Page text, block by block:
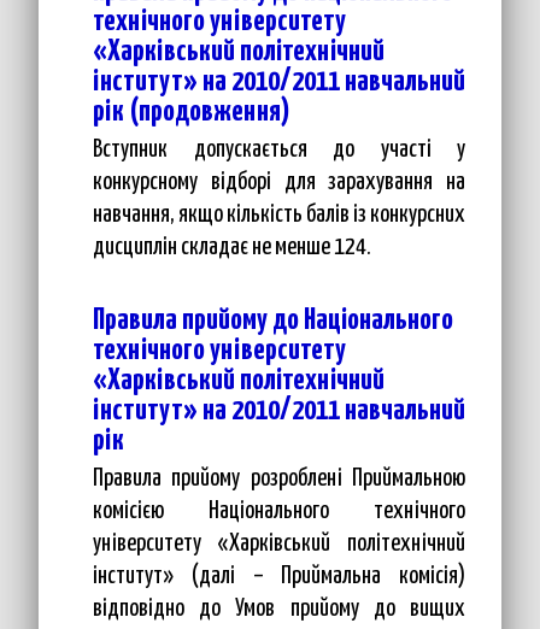
технічного університету
«Харківський політехнічний
інститут» на 2010/2011 навчальний
рік (продовження)
Вступник допускається до участі у
конкурсному відборі для зарахування на
навчання, якщо кількість балів із конкурсних
дисциплін складає не менше 124.
Правила прийому до Національного
технічного університету
«Харківський політехнічний
інститут» на 2010/2011 навчальний
рік
Правила прийому розроблені Приймальною
комісією Національного технічного
університету «Харківський політехнічний
інститут» (далі – Приймальна комісія)
відповідно до Умов прийому до вищих